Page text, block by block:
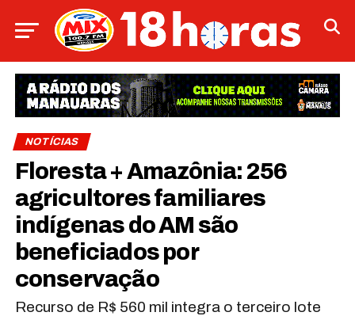
NOTÍCIAS
Floresta + Amazônia: 256
agricultores familiares
indígenas do AM são
beneficiados por
conservação
Recurso de R$ 560 mil integra o terceiro lote